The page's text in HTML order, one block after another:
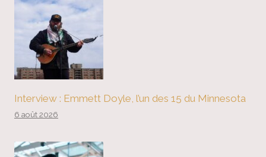
Interview : Emmett Doyle, l’un des 15 du Minnesota
6 août 2026